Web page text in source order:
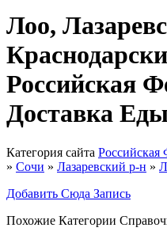
Лоо,
Российская
Доставка
Категория сайта Российская
» Сочи » Лазаревский р-н »
Добавить Сюда Запись
Похожие Категории